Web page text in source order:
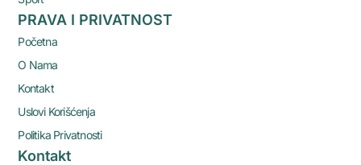
PRAVA I PRIVATNOST
Početna
O Nama
Kontakt
Uslovi Korišćenja
Politika Privatnosti
Kontakt